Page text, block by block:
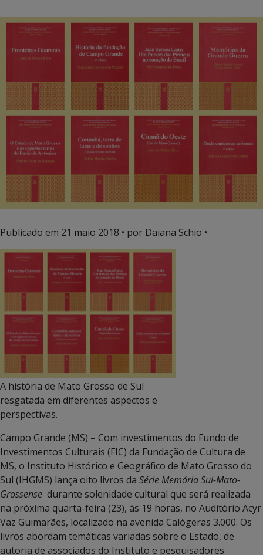
Publicado em 21 maio 2018 • por Daiana Schio •
A história de Mato Grosso de Sul
resgatada em diferentes aspectos e
perspectivas.
Campo Grande (MS) – Com investimentos do Fundo de
Investimentos Culturais (FIC) da Fundação de Cultura de
MS, o Instituto Histórico e Geográfico de Mato Grosso do
Sul (IHGMS) lança oito livros da Série Memória Sul-Mato-
Grossense durante solenidade cultural que será realizada
na próxima quarta-feira (23), às 19 horas, no Auditório Acyr
Vaz Guimarães, localizado na avenida Calógeras 3.000. Os
livros abordam temáticas variadas sobre o Estado, de
autoria de associados do Instituto e pesquisadores